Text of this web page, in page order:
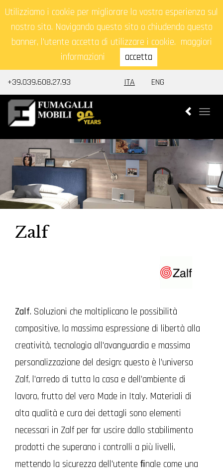
Utilizziamo i cookie per migliorare la vostra esperienza sul
nostro sito. Navigando questo sito o chiudendo questo
banner, l'utente accetta di utilizzare i cookie. maggiori
informazioni
accetta
+39.039.608.27.93 ITA ENG
Zalf
Zalf. Soluzioni che moltiplicano le possibilità
compositive, la massima espressione di libertà alla
creatività, tecnologia all'avanguardia e massima
personalizzazione del design: questo è l’universo
Zalf, l’arredo di tutta la casa e dell’ambiente di
lavoro, frutto del vero Made in Italy. Materiali di
alta qualità e cura dei dettagli sono elementi
necessari in Zalf per far uscire dallo stabilimento
prodotti che superano i controlli a più livelli,
mettendo la sicurezza dell'utente ﬁnale come una